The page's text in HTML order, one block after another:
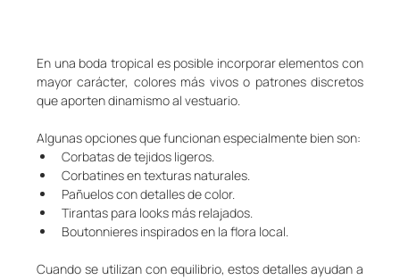
En una boda tropical es posible incorporar elementos con
mayor carácter, colores más vivos o patrones discretos
que aporten dinamismo al vestuario.
Algunas opciones que funcionan especialmente bien son:
Corbatas de tejidos ligeros.
Corbatines en texturas naturales.
Pañuelos con detalles de color.
Tirantas para looks más relajados.
Boutonnieres inspirados en la flora local.
Cuando se utilizan con equilibrio, estos detalles ayudan a